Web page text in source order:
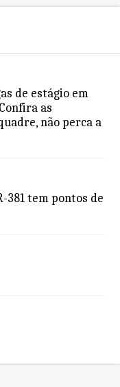
de estágio em
as
não perca a
381 tem pontos de